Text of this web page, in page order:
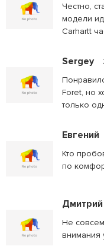
Честно,
модели
Carhartt
Sergey
Foret, но
только
Евгений
Кто
по
Дмитрий
Не
внимания